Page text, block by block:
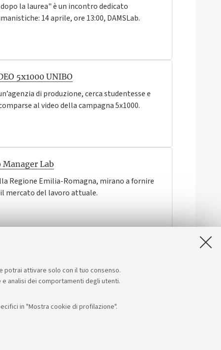
attivare solo con il tuo consenso.
analisi dei comportamenti degli utenti.
in "Mostra cookie di profilazione".
la laurea" è un incontro dedicato
14 aprile, ore 13:00, DAMSLab.
5x1000 UNIBO
di produzione, cerca studentesse e
al video della campagna 5x1000.
Lab
Regione Emilia-Romagna, mirano a fornire
mercato del lavoro attuale.